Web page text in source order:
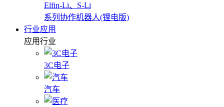
Elfin-Li、S-Li
系列协作机器人(锂电版)
行业应用
应用行业
3C电子
汽车